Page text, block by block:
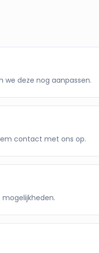
we deze nog aanpassen.
contact met ons op.